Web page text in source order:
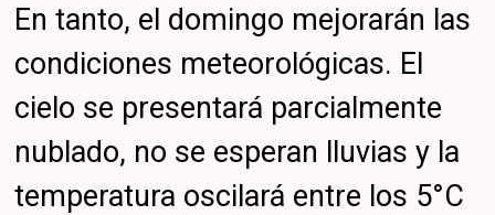
En tanto, el domingo mejorarán las
condiciones meteorológicas. El
cielo se presentará parcialmente
nublado, no se esperan lluvias y la
temperatura oscilará entre los 5°C